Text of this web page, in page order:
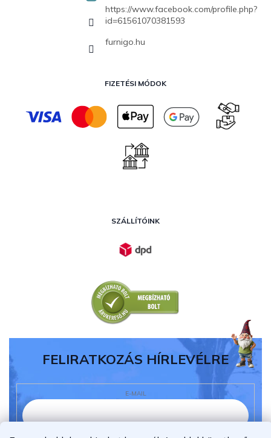
https://www.facebook.com/profile.php?
id=61561070381593
furnigo.hu
FIZETÉSI MÓDOK
SZÁLLÍTÓINK
FELIRATKOZÁS HÍRLEVÉLRE
E-MAIL